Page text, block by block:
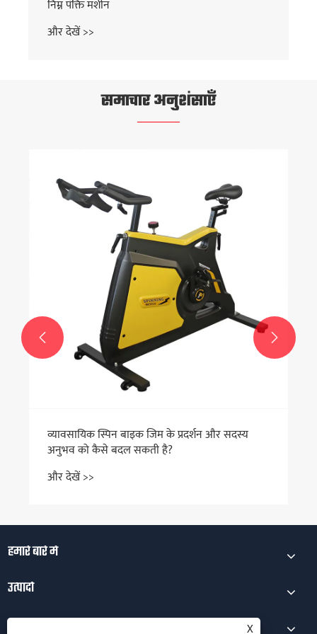
निम्न पंक्ति मशीन
और देखें >>
समाचार अनुशंसाएँ
व्यावसायिक स्पिन बाइक जिम के प्रदर्शन और सदस्य
अनुभव को कैसे बदल सकती है?
और देखें >>
 
हमारे बारे में
उत्पादों
समाचार
X